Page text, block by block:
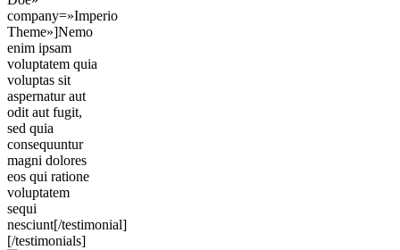
company=»Imperio
Theme»]Nemo
enim ipsam
voluptatem quia
voluptas sit
aspernatur aut
odit aut fugit,
sed quia
consequuntur
magni dolores
eos qui ratione
voluptatem
sequi
nesciunt[/testimonial]
[/testimonials]